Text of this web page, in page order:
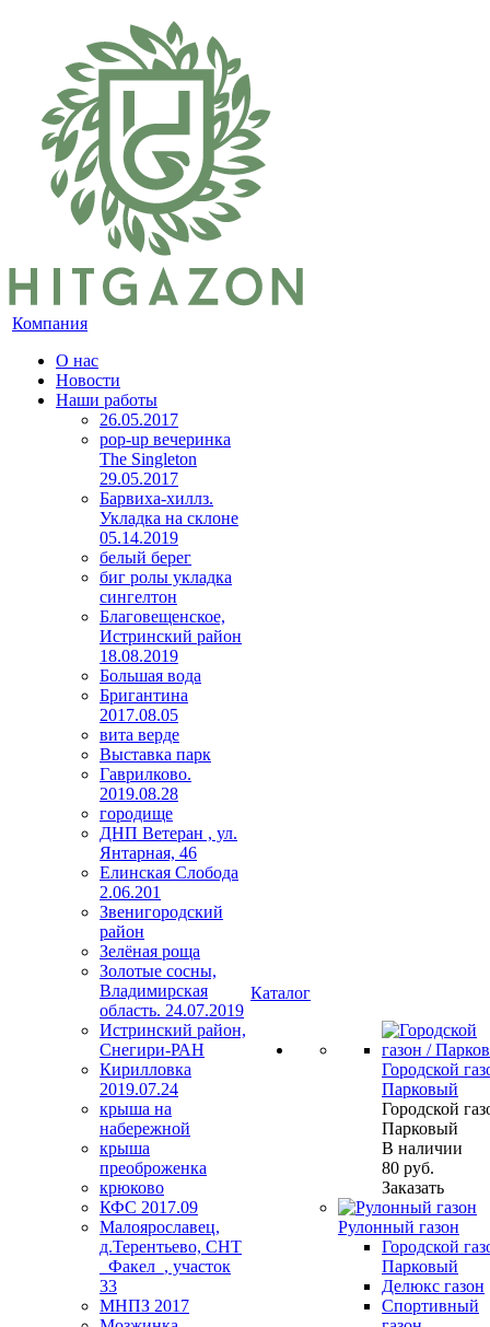
Компания
О нас
Новости
Наши работы
26.05.2017
pop-up вечеринка
The Singleton
29.05.2017
Барвиха-хиллз.
Укладка на склоне
05.14.2019
белый берег
биг ролы укладка
сингелтон
Благовещенское,
Истринский район
18.08.2019
Большая вода
Бригантина
2017.08.05
вита верде
Выставка парк
Гаврилково.
2019.08.28
городище
ДНП Ветеран , ул.
Янтарная, 46
Елинская Слобода
2.06.201
Звенигородский
район
Зелёная роща
Золотые сосны,
Владимирская
область. 24.07.2019
Истринский район,
Снегири-РАН
Кирилловка
2019.07.24
крыша на
набережной
крыша
преоброженка
крюково
КФС 2017.09
Малоярославец,
д.Терентьево, СНТ
_Факел_, участок
33
МНПЗ 2017
Каталог
Городской
Парковый
Городской
Парковый
В наличии
80 руб.
Заказать
Рулонный газон
Городской
Парковый
Делюкс газон
Спортивный